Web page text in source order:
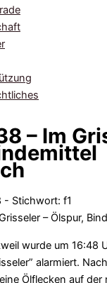
– Im
- Stichwort: f1
wurde um 16:48
alarmiert.
Ölflecken auf der